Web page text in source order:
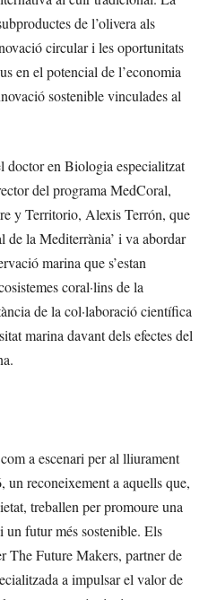
de l’olivera als
circular i les oportunitats
en el potencial de l’economia
sostenible vinculades al
doctor en Biologia especialitzat
del programa MedCoral,
y Territorio, Alexis Terrón, que
de la Mediterrània’ i va abordar
marina que s’estan
coral·lins de la
de la col·laboració científica
marina davant dels efectes del
a escenari per al lliurament
un reconeixement a aquells que,
treballen per promoure una
futur més sostenible. Els
The Future Makers, partner de
a impulsar el valor de